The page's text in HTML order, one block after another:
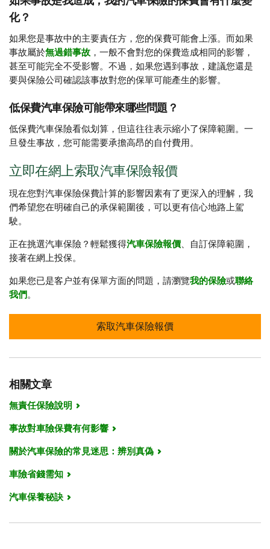
化？
如果您是事故中的主要責任方，您的保費可能會上漲。而如果
事故屬於無過錯事故 ，一般不會對您的保費造成相同的影響，
甚至可能完全不受影響。不過，如果您遇到事故，建議您還是
要與保險公司確認該事故對您的保單可能產生的影響。
低保費汽車保險可能帶來哪些問題？
低保費汽車保險看似划算，但這往往表示縮小了保障範圍。一
旦發生事故，您可能需要承擔高昂的自付費用。
立即在網上索取汽車保險​​​​​​​報價
現在您對汽車保險保費計算的影響因素有了更深入的理解，我
們希望您在明確自己的承保範圍後，可以更有信心地路上駕
駛。
正在挑選汽車保險？輕鬆獲得汽車保險報價​​​​​​​ 、自訂保障範圍，
接著在網上投保。
如果您已是客户並有保單方面的問題，請瀏覽我的保險或聯絡
我們 。
索取汽車保險報價
相關文章
無責任保險說明
事故對車險保費有何影響
關於汽車保險的常見迷思：辨別真偽
車險省錢需知
汽車保養秘訣